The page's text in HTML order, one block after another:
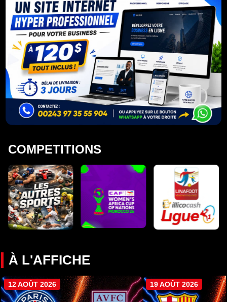
COMPETITIONS
À L'AFFICHE
12 AOÛT 2026 19 AOÛT 2026